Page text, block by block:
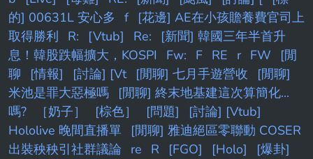
的] 00631L 安心多
f
[花邊] AE在小孩贍養費官司上
取得勝利
R: [Vtub] Re:
[新聞] 韓國三年半首升
息！韓股跌幅擴大，KOSPI
Fw: F RE r FW
[閒
聊
[情報] [討論] [Vt [閒聊] 七月手遊營收
[閒聊]
米池是罪大惡極嗎
[閒聊] 終末地基建這次算簡化...
嗎?
［奶子］ [棕色］ [問題]
[討論] [Vtub]
Hololive 晚間直播單
[閒聊] 雅迪絕區零聯動 COSER
出裝秧秧引社群議論
re R [FGO] [Holo]
[爆卦]